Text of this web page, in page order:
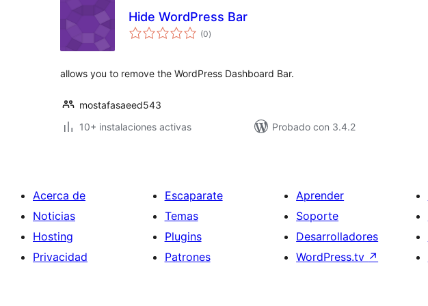
Hide WordPress Bar
(0total
de
)
allows you to remove the WordPress Dashboard Bar.
mostafasaeed543
10+ instalaciones activas
Probado con 3.4.2
Acerca de
Noticias
Hosting
Privacidad
Escaparate
Temas
Plugins
Patrones
Aprender
Soporte
Desarrolladores
WordPress.tv ↗